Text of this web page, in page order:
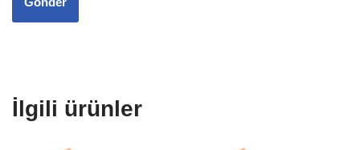
İlgili ürünler